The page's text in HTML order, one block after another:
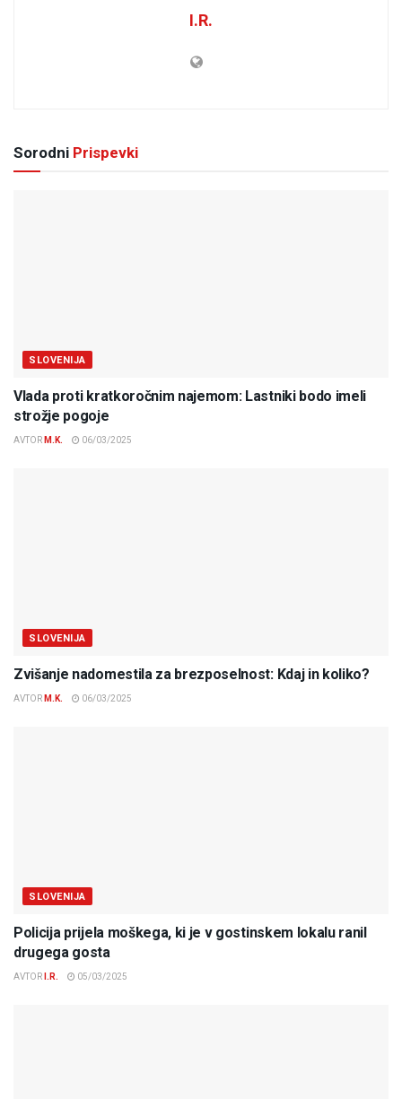
I.R.
Sorodni Prispevki
SLOVENIJA
Vlada proti kratkoročnim najemom: Lastniki bodo imeli
strožje pogoje
AVTOR M.K. 06/03/2025
SLOVENIJA
Zvišanje nadomestila za brezposelnost: Kdaj in koliko?
AVTOR M.K. 06/03/2025
SLOVENIJA
Policija prijela moškega, ki je v gostinskem lokalu ranil
drugega gosta
AVTOR I.R. 05/03/2025